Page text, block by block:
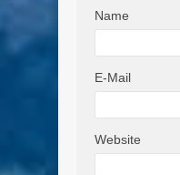
Name
E-Mail
Website